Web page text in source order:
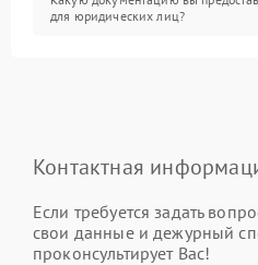
для юридических лиц?
Контактная
Если требуется задать
свои данные и дежурный
проконсультирует Вас!